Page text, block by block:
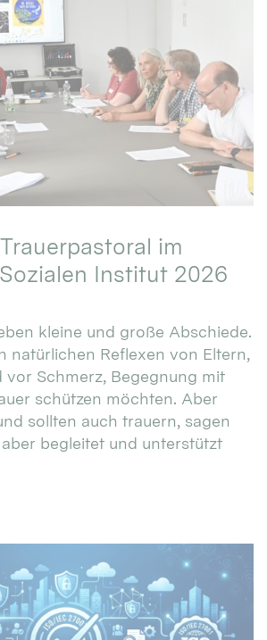
im
Institut 2026
kleine und große Abschiede.
natürlichen Reflexen von Eltern,
vor Schmerz, Begegnung mit
schützen möchten. Aber
sollten auch trauern, sagen
begleitet und unterstützt